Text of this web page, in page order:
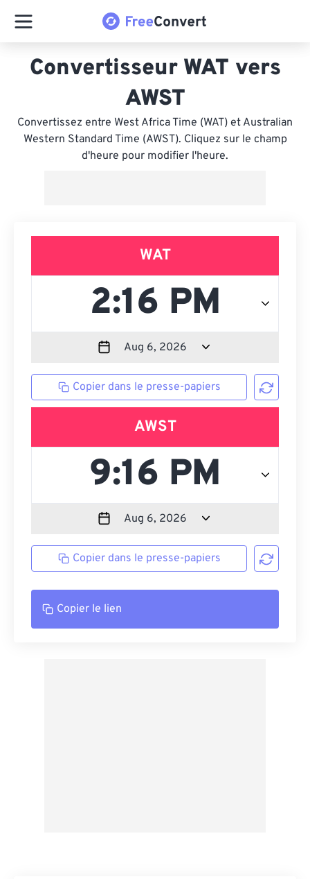
Convertisseur WAT vers
AWST
Convertissez entre West Africa Time (WAT) et Australian
Western Standard Time (AWST). Cliquez sur le champ
d'heure pour modifier l'heure.
WAT
Copier dans le presse-papiers
AWST
Copier dans le presse-papiers
Copier le lien